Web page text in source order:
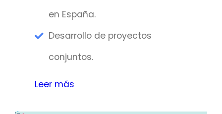
en España.
Desarrollo de proyectos
conjuntos.
Leer más